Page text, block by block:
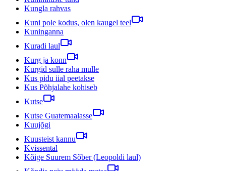
Kungla rahvas
Kuni pole kodus, olen kaugel teel
Kuninganna
Kuradi laul
Kurg ja konn
Kurgid sulle raha mulle
Kus pidu iial peetakse
Kus Põhjalahe kohiseb
Kutse
Kutse Guatemaalasse
Kuujõgi
Kuusteist kannu
Kvissental
Kõige Suurem Sõber (Leopoldi laul)